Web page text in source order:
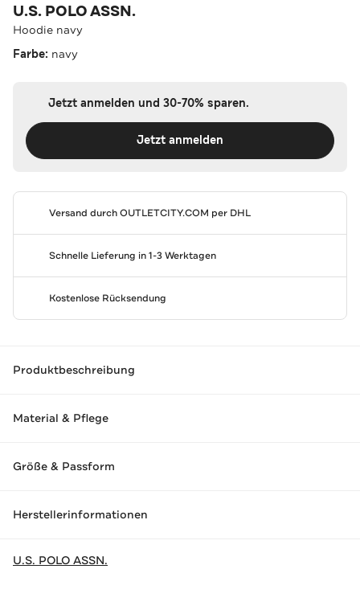
U.S. POLO ASSN.
Hoodie navy
Farbe: navy
Jetzt anmelden und 30-70% sparen.
Jetzt anmelden
Versand durchOUTLETCITY.COM per DHL
Schnelle Lieferung in 1-3 Werktagen
Kostenlose Rücksendung
Produktbeschreibung
Material & Pflege
Größe & Passform
Herstellerinformationen
U.S. POLO ASSN.